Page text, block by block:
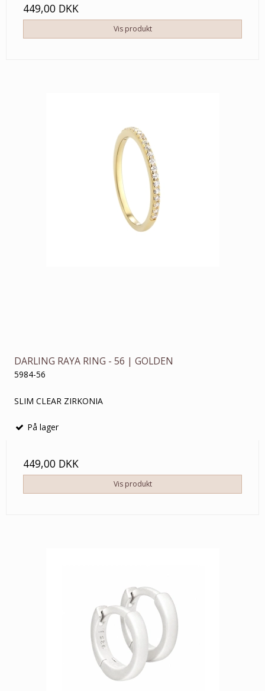
449,00 DKK
Vis produkt
DARLING RAYA RING - 56 | GOLDEN
5984-56
SLIM CLEAR ZIRKONIA
På lager
449,00 DKK
Vis produkt